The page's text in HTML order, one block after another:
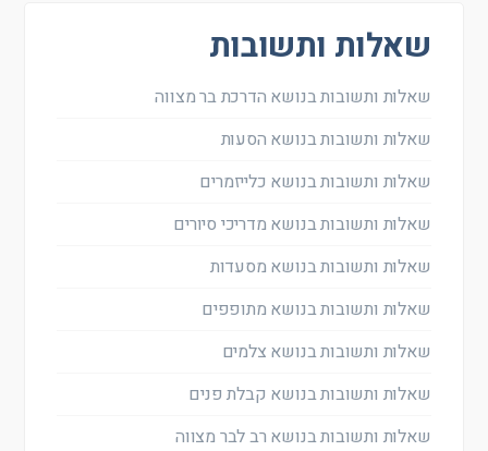
שאלות ותשובות
שאלות ותשובות בנושא הדרכת בר מצווה
שאלות ותשובות בנושא הסעות
שאלות ותשובות בנושא כלייזמרים
שאלות ותשובות בנושא מדריכי סיורים
שאלות ותשובות בנושא מסעדות
שאלות ותשובות בנושא מתופפים
שאלות ותשובות בנושא צלמים
שאלות ותשובות בנושא קבלת פנים
שאלות ותשובות בנושא רב לבר מצווה